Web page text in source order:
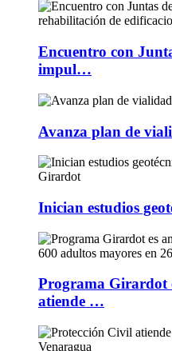
Encuentro con
impul…
Avanza plan de
Inician estudios
Programa Girardot
atiende …